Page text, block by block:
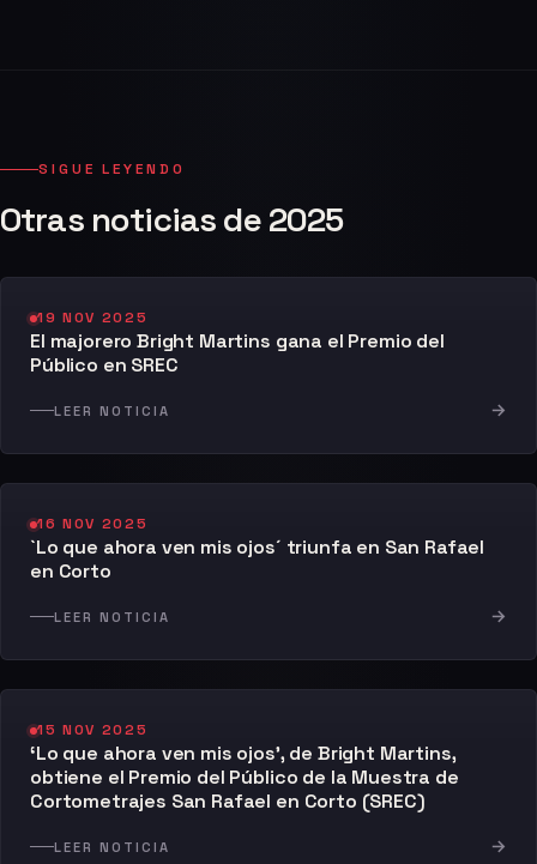
SIGUE LEYENDO
Otras noticias de 2025
19 NOV 2025
El majorero Bright Martins gana el Premio del
Público en SREC
LEER NOTICIA →
16 NOV 2025
`Lo que ahora ven mis ojos´ triunfa en San Rafael
en Corto
LEER NOTICIA →
15 NOV 2025
‘Lo que ahora ven mis ojos’, de Bright Martins,
obtiene el Premio del Público de la Muestra de
Cortometrajes San Rafael en Corto (SREC)
LEER NOTICIA →